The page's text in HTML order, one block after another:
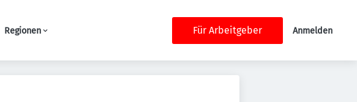
Regionen Für Arbeitgeber Anmelden